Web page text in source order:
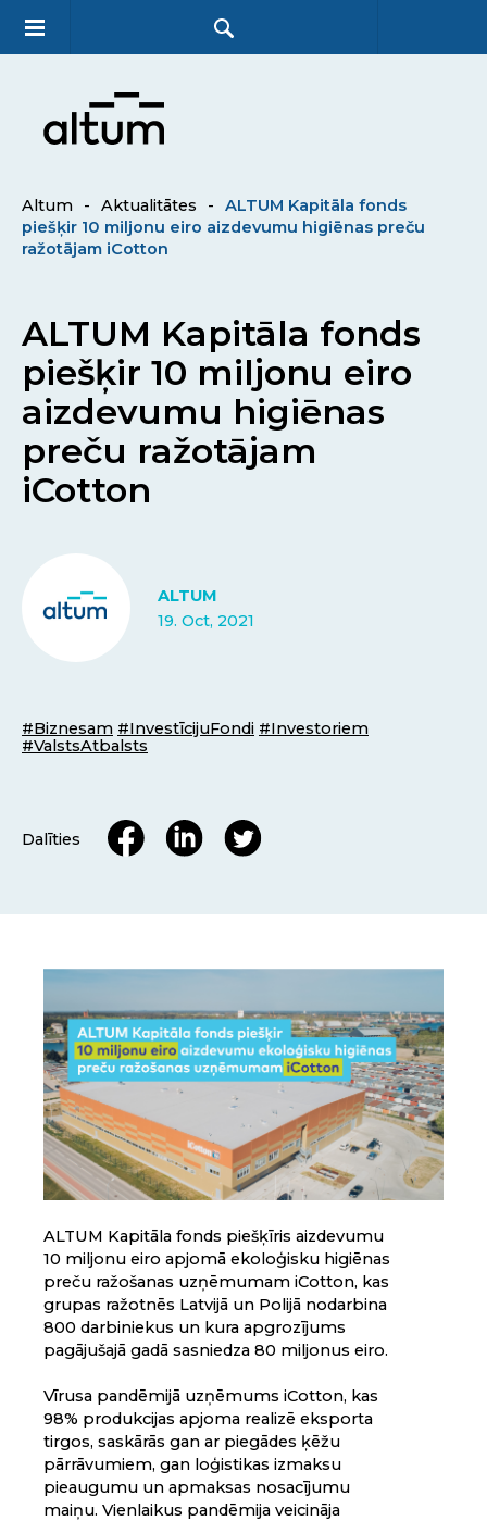
Altum - Aktualitātes -
ALTUM Kapitāla fonds
piešķir 10 miljonu eiro aizdevumu higiēnas preču
ražotājam iCotton
ALTUM Kapitāla fonds
piešķir 10 miljonu eiro
aizdevumu higiēnas
preču ražotājam
iCotton
ALTUM
19. Oct, 2021
#Biznesam #InvestīcijuFondi #Investoriem
#ValstsAtbalsts
Dalīties
ALTUM Kapitāla fonds piešķīris aizdevumu
10 miljonu eiro apjomā ekoloģisku higiēnas
preču ražošanas uzņēmumam iCotton, kas
grupas ražotnēs Latvijā un Polijā nodarbina
800 darbiniekus un kura apgrozījums
pagājušajā gadā sasniedza 80 miljonus eiro.
Vīrusa pandēmijā uzņēmums iCotton, kas
98% produkcijas apjoma realizē eksporta
tirgos, saskārās gan ar piegādes ķēžu
pārrāvumiem, gan loģistikas izmaksu
pieaugumu un apmaksas nosacījumu
maiņu. Vienlaikus pandēmija veicināja